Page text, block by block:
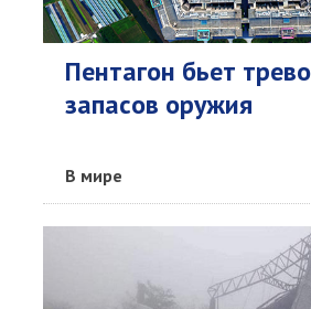
Пентагон бьет
запасов оружия
В мире